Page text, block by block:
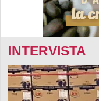
INTERVISTA